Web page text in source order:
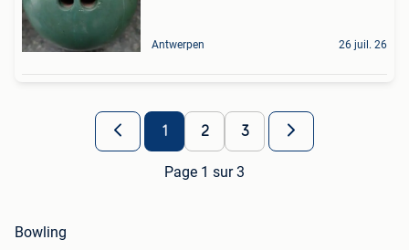
Antwerpen 26 juil. 26
1 2 3
Page 1 sur 3
Bowling